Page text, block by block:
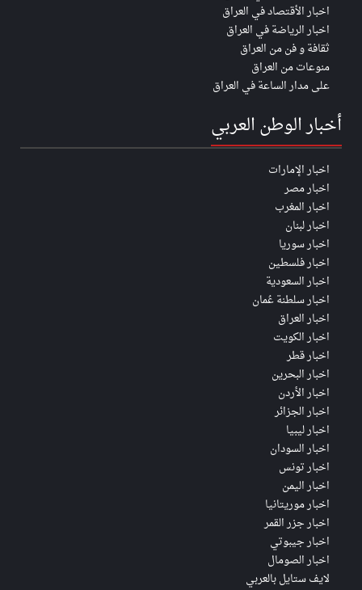
اخبار الأقتصاد في العراق
اخبار الرياضة في العراق
ثقافة و فن من العراق
منوعات من العراق
على مدار الساعة في العراق
أخبار الوطن العربي
اخبار الإمارات
اخبار مصر
اخبار المغرب
اخبار لبنان
اخبار سوريا
اخبار فلسطين
اخبار السعودية
اخبار سلطنة عُمان
اخبار العراق
اخبار الكويت
اخبار قطر
اخبار البحرين
اخبار الأردن
اخبار الجزائر
اخبار ليبيا
اخبار السودان
اخبار تونس
اخبار اليمن
اخبار موريتانيا
اخبار جزر القمر
اخبار جيبوتي
اخبار الصومال
لايف ستايل بالعربي